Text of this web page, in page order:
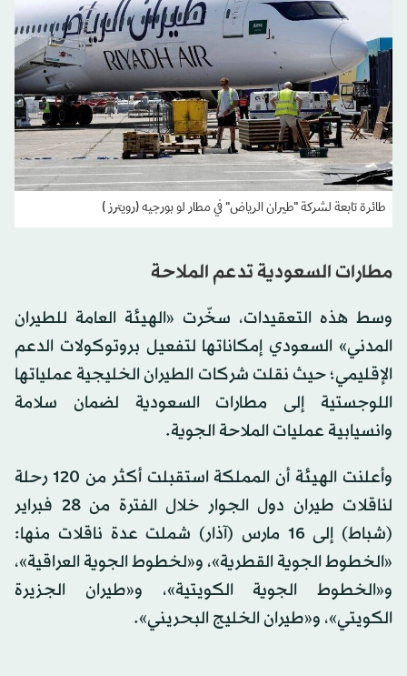
طائرة تابعة لشركة "طيران الرياض" في مطار لو بورجيه (رويترز )
مطارات السعودية تدعم الملاحة
وسط هذه التعقيدات، سخّرت «الهيئة العامة للطيران
المدني» السعودي إمكاناتها لتفعيل بروتوكولات الدعم
الإقليمي؛ حيث نقلت شركات الطيران الخليجية عملياتها
اللوجستية إلى مطارات السعودية لضمان سلامة
وانسيابية عمليات الملاحة الجوية.
وأعلنت الهيئة أن المملكة استقبلت أكثر من 120 رحلة
لناقلات طيران دول الجوار خلال الفترة من 28 فبراير
(شباط) إلى 16 مارس (آذار) شملت عدة ناقلات منها:
«الخطوط الجوية القطرية»، و«لخطوط الجوية العراقية»،
و«الخطوط الجوية الكويتية»، و«طيران الجزيرة
الكويتي»، و«طيران الخليج البحريني».